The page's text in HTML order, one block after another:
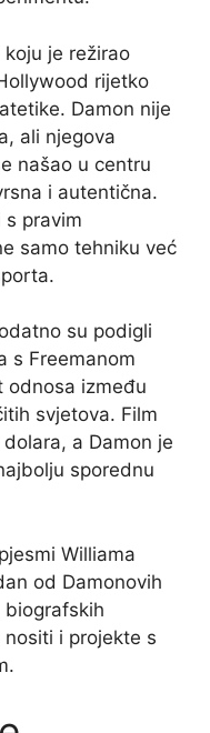
koju je režirao
rijetko
Damon nije
ali njegova
našao u centru
i autentična.
s pravim
samo tehniku već
su podigli
s Freemanom
odnosa između
svjetova. Film
a Damon je
sporednu
Williama
od Damonovih
biografskih
i projekte s